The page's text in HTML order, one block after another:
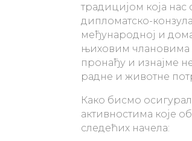
традицијом која нас
дипломатско-
међународној и
њиховим члановима
пронађу и изнајме
радне и животне
Како бисмо
активностима које
следећих начела: